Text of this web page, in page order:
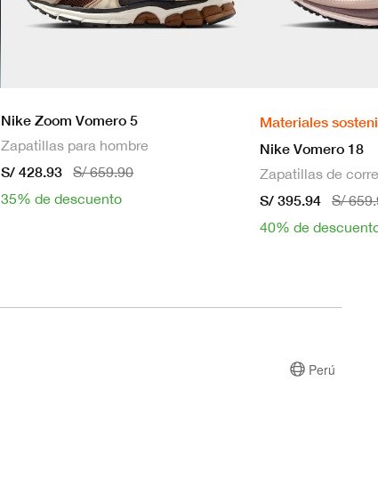
Nike Zoom Vomero 5
Zapatillas para hombre
S/ 428.93
S/ 659.90
35% de descuento
Materiales
Nike Vomero 18
S/ 395.94
S/
40% de
Perú